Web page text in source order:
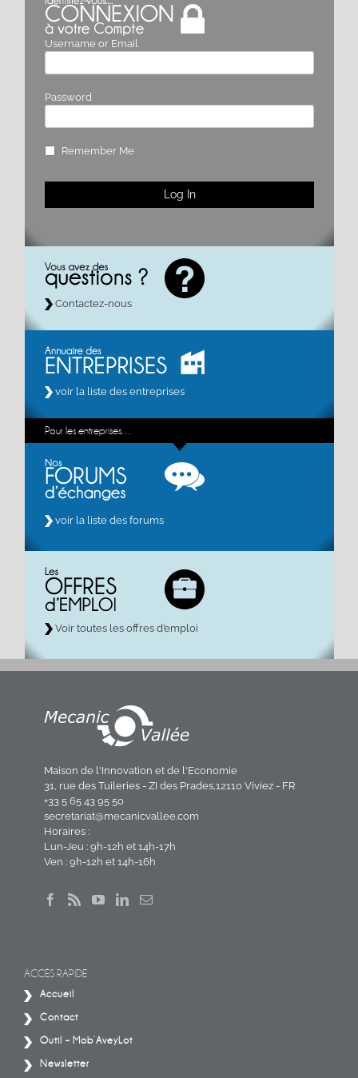
Username or Email
Password
Remember Me
Contactez-nous
voir la liste des entreprises
Pour les entreprises…
voir la liste des forums
Voir toutes les offres d’emploi
Maison de l'Innovation et de l'Economie
31, rue des Tuileries - ZI des Prades,12110 Viviez - FR
+33 5 65 43 95 50
secretariat@mecanicvallee.com
Horaires :
Lun-Jeu : 9h-12h et 14h-17h
Ven : 9h-12h et 14h-16h
ACCÈS RAPIDE
Accueil
Contact
Outil – Mob’AveyLot
Newsletter